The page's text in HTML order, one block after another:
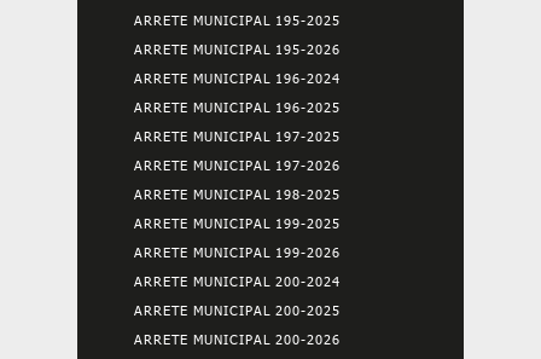
ARRETE MUNICIPAL 195-2025
ARRETE MUNICIPAL 195-2026
ARRETE MUNICIPAL 196-2024
ARRETE MUNICIPAL 196-2025
ARRETE MUNICIPAL 197-2025
ARRETE MUNICIPAL 197-2026
ARRETE MUNICIPAL 198-2025
ARRETE MUNICIPAL 199-2025
ARRETE MUNICIPAL 199-2026
ARRETE MUNICIPAL 200-2024
ARRETE MUNICIPAL 200-2025
ARRETE MUNICIPAL 200-2026